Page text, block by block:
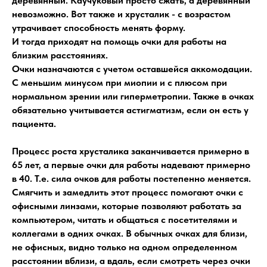
невозможно. Вот также и хрусталик - с возрастом
утрачивает способность менять форму.
И тогда приходят на помощь очки для работы на
близким расстояниях.
Очки назначаются с учетом оставшейся аккомодации.
С меньшим минусом при миопии и с плюсом при
нормальном зрении или гиперметропии. Также в очках
обязательно учитывается астигматизм, если он есть у
пациента.
Процесс роста хрусталика заканчивается примерно в
65 лет, а первые очки для работы надевают примерно
в 40. Т.е. сила очков для работы постепенно меняется.
Смягчить и замедлить этот процесс помогают очки с
офисными линзами, которые позволяют работать за
компьютером, читать и общаться с посетителями и
коллегами в одних очках. В обычных очках для близи,
не офисных, видно только на одном определенном
расстоянии вблизи, а вдаль, если смотреть через очки